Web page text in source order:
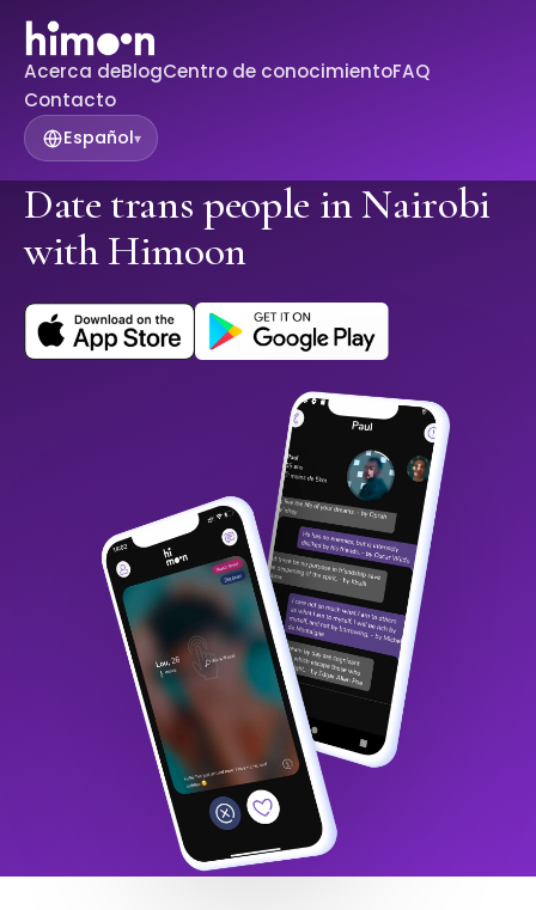
Acerca deBlogCentro de conocimientoFAQ
Contacto
Español▾
Date trans people in Nairobi
with Himoon